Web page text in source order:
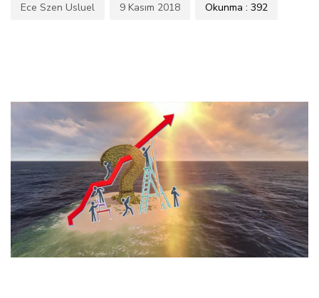
Ece Szen Usluel 9 Kasım 2018 Okunma : 392